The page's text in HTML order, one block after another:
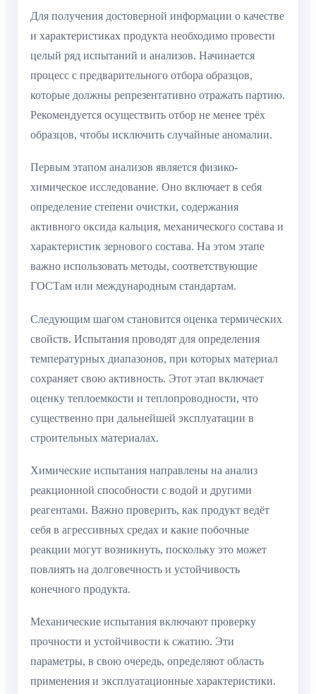
Для получения достоверной информации о качестве
и характеристиках продукта необходимо провести
целый ряд испытаний и анализов. Начинается
процесс с предварительного отбора образцов,
которые должны репрезентативно отражать партию.
Рекомендуется осуществить отбор не менее трёх
образцов, чтобы исключить случайные аномалии.
Первым этапом анализов является физико-
химическое исследование. Оно включает в себя
определение степени очистки, содержания
активного оксида кальция, механического состава и
характеристик зернового состава. На этом этапе
важно использовать методы, соответствующие
ГОСТам или международным стандартам.
Следующим шагом становится оценка термических
свойств. Испытания проводят для определения
температурных диапазонов, при которых материал
сохраняет свою активность. Этот этап включает
оценку теплоемкости и теплопроводности, что
существенно при дальнейшей эксплуатации в
строительных материалах.
Химические испытания направлены на анализ
реакционной способности с водой и другими
реагентами. Важно проверить, как продукт ведёт
себя в агрессивных средах и какие побочные
реакции могут возникнуть, поскольку это может
повлиять на долговечность и устойчивость
конечного продукта.
Механические испытания включают проверку
прочности и устойчивости к сжатию. Эти
параметры, в свою очередь, определяют область
применения и эксплуатационные характеристики.